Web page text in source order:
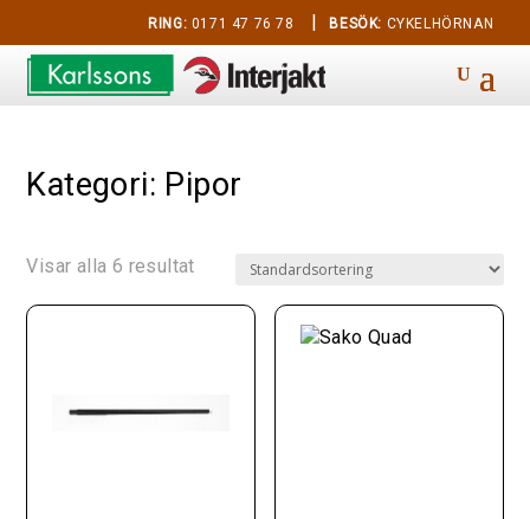
RING: 0171 47 76 78 | BESÖK: CYKELHÖRNAN
Kategori: Pipor
Visar alla 6 resultat